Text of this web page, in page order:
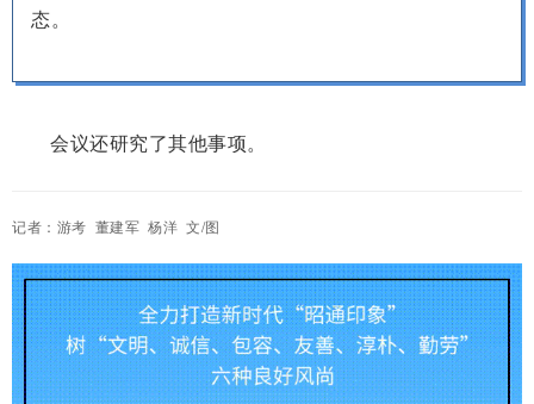
态。
会议还研究了其他事项。
记者：游考 董建军 杨洋 文/图